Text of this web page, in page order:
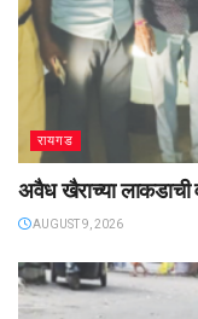
रायगड
अवैध खैराच्या लाकडाची
AUGUST 9, 2026